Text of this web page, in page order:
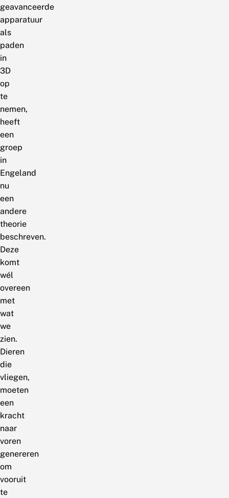
geavanceerde
apparatuur
als
paden
in
3D
op
te
nemen,
heeft
een
groep
in
Engeland
nu
een
andere
theorie
beschreven.
Deze
komt
wél
overeen
met
wat
we
zien.
Dieren
die
vliegen,
moeten
een
kracht
naar
voren
genereren
om
vooruit
te